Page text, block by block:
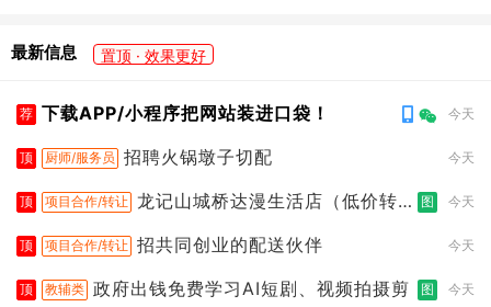
最新信息 置顶 · 效果更好
荐 下载APP/小程序把网站装进口袋！ 今天
顶 厨师/服务员 招聘火锅墩子切配 今天
顶 项目合作/转让 龙记山城桥达漫生活店（低价转
图 今天
顶 项目合作/转让 招共同创业的配送伙伴 今天
顶 教辅类 政府出钱免费学习AI短剧、视频拍摄剪 图 今天